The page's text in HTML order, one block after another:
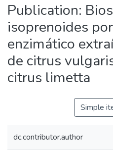
Publication:
isoprenoides
enzimático
de citrus
citrus limetta
Simple
dc.contributor.author